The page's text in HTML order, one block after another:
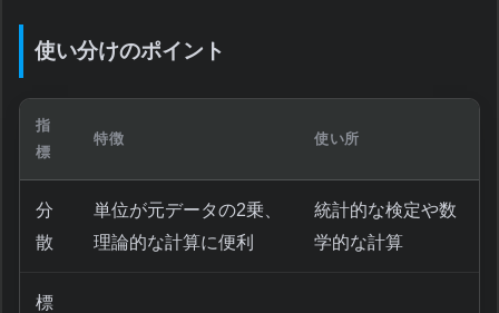
使い分けのポイント
指
標
特徴 使い所
分
散
単位が元データの2乗、
理論的な計算に便利
統計的な検定や数
学的な計算
標